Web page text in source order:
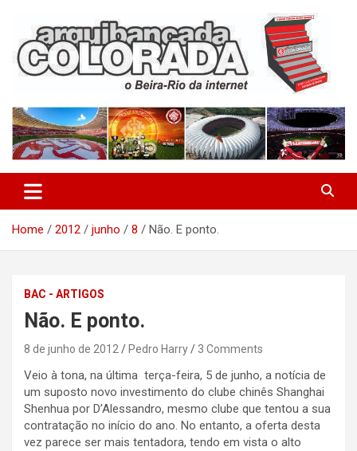
content
Arquibancada Colorada
Home 2012 junho 8 Não. E ponto.
BAC - ARTIGOS
Não. E ponto.
8 de junho de 2012 Pedro Harry 3 Comments
Veio à tona, na última terça-feira, 5 de junho, a notícia de
um suposto novo investimento do clube chinês Shanghai
Shenhua por D’Alessandro, mesmo clube que tentou a sua
contratação no início do ano. No entanto, a oferta desta
vez parece ser mais tentadora, tendo em vista o alto